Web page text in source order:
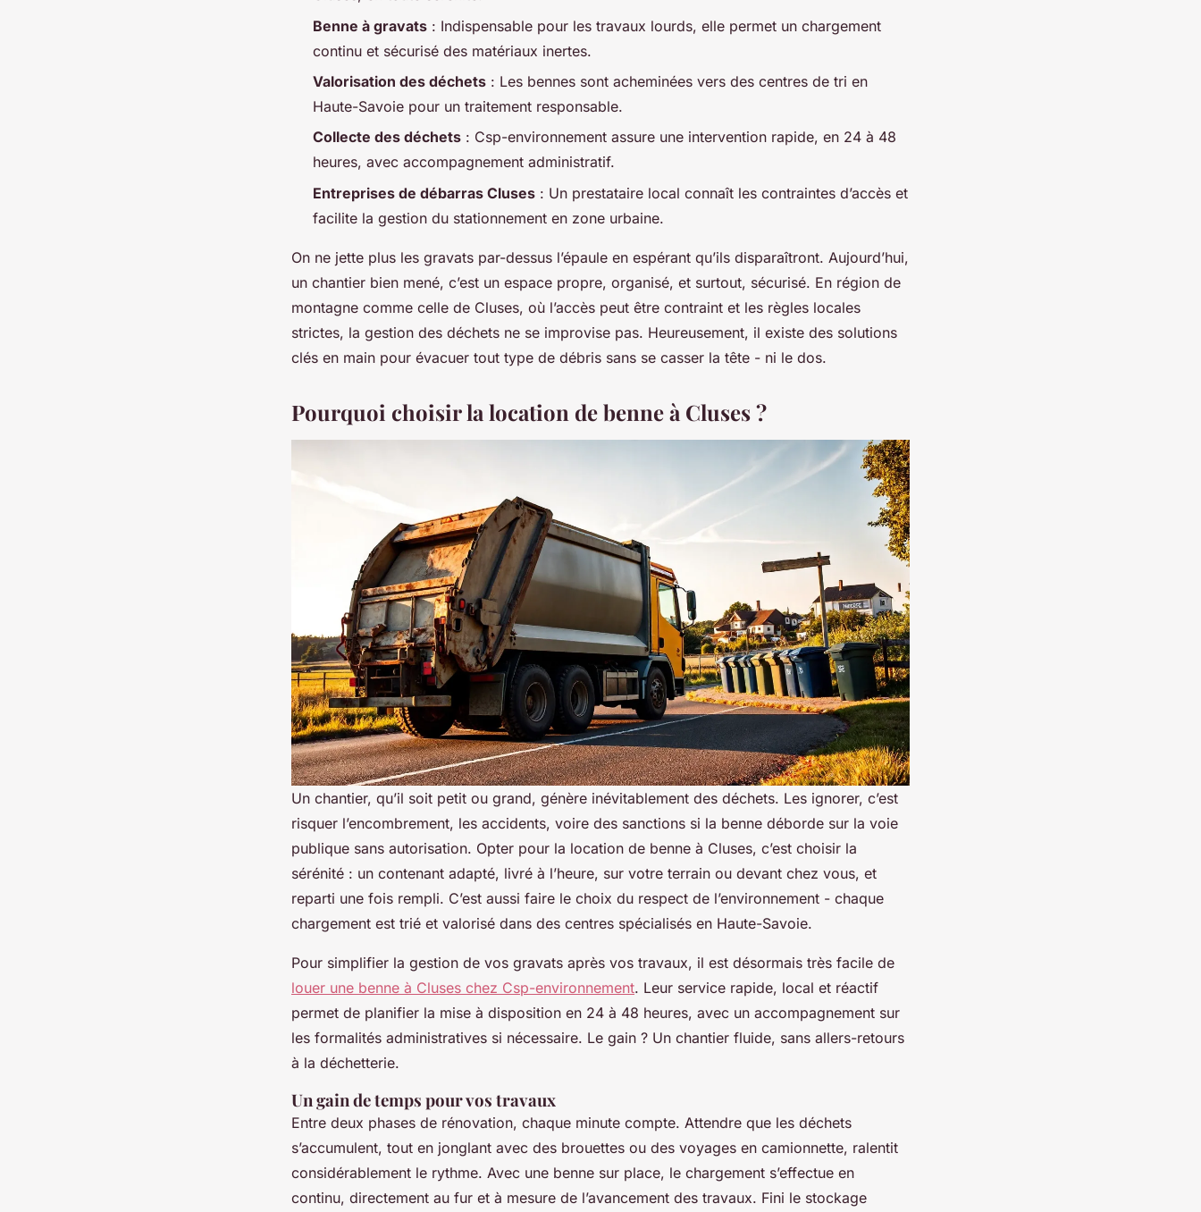
Benne à gravats : Indispensable pour les travaux lourds, elle permet un chargement
continu et sécurisé des matériaux inertes.
Valorisation des déchets : Les bennes sont acheminées vers des centres de tri en
Haute-Savoie pour un traitement responsable.
Collecte des déchets : Csp-environnement assure une intervention rapide, en 24 à 48
heures, avec accompagnement administratif.
Entreprises de débarras Cluses : Un prestataire local connaît les contraintes d’accès et
facilite la gestion du stationnement en zone urbaine.
On ne jette plus les gravats par-dessus l’épaule en espérant qu’ils disparaîtront. Aujourd’hui,
un chantier bien mené, c’est un espace propre, organisé, et surtout, sécurisé. En région de
montagne comme celle de Cluses, où l’accès peut être contraint et les règles locales
strictes, la gestion des déchets ne se improvise pas. Heureusement, il existe des solutions
clés en main pour évacuer tout type de débris sans se casser la tête - ni le dos.
Pourquoi choisir la location de benne à Cluses ?
Un chantier, qu’il soit petit ou grand, génère inévitablement des déchets. Les ignorer, c’est
risquer l’encombrement, les accidents, voire des sanctions si la benne déborde sur la voie
publique sans autorisation. Opter pour la location de benne à Cluses, c’est choisir la
sérénité : un contenant adapté, livré à l’heure, sur votre terrain ou devant chez vous, et
reparti une fois rempli. C’est aussi faire le choix du respect de l’environnement - chaque
chargement est trié et valorisé dans des centres spécialisés en Haute-Savoie.
Pour simplifier la gestion de vos gravats après vos travaux, il est désormais très facile de
louer une benne à Cluses chez Csp-environnement. Leur service rapide, local et réactif
permet de planifier la mise à disposition en 24 à 48 heures, avec un accompagnement sur
les formalités administratives si nécessaire. Le gain ? Un chantier fluide, sans allers-retours
à la déchetterie.
Un gain de temps pour vos travaux
Entre deux phases de rénovation, chaque minute compte. Attendre que les déchets
s’accumulent, tout en jonglant avec des brouettes ou des voyages en camionnette, ralentit
considérablement le rythme. Avec une benne sur place, le chargement s’effectue en
continu, directement au fur et à mesure de l’avancement des travaux. Fini le stockage